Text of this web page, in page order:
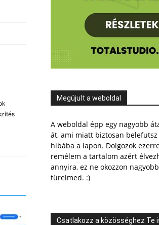
Megújult a weboldal
A weboldal épp egy nagyobb
át, ami miatt biztosan belefutsz
hibába a lapon. Dolgozok
remélem a tartalom azért
annyira, ez ne okozzon
türelmed. :)
Csatlakozz a közösséghez Te